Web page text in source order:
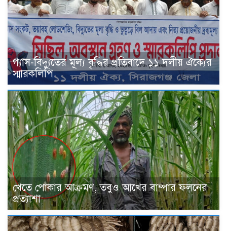
গ্যাস-বিদ্যুতের মূল্য বৃদ্ধির প্রতিবাদে ১১ দলীয় ঐক্যের
স্মারকলিপি
খেতে পোকার আক্রমণ, তবুও আখের বাম্পার ফলনের
প্রত্যাশা